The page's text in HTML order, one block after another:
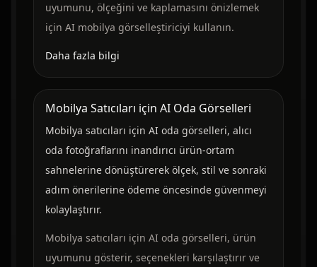
uyumunu, ölçeğini ve kaplamasını önizlemek
için AI mobilya görselleştiriciyi kullanın.
Daha fazla bilgi
Mobilya Satıcıları için AI Oda Görselleri
Mobilya satıcıları için AI oda görselleri, alıcı
oda fotoğraflarını inandırıcı ürün-ortam
sahnelerine dönüştürerek ölçek, stil ve sonraki
adım önerilerine ödeme öncesinde güvenmeyi
kolaylaştırır.
Mobilya satıcıları için AI oda görselleri, ürün
uyumunu gösterir, seçenekleri karşılaştırır ve